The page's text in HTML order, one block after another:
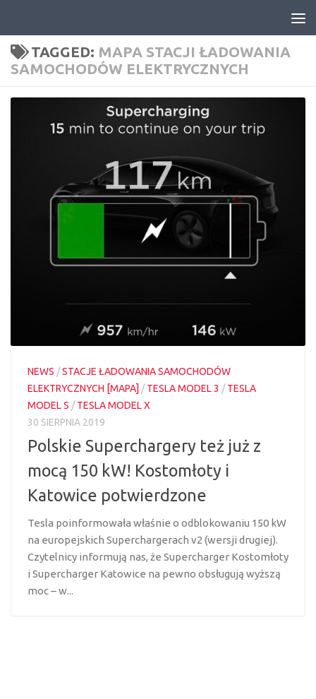
TAGGED: MAPA STACJI ŁADOWANIA
SAMOCHODÓW ELEKTRYCZNYCH
NEWS /STACJE ŁADOWANIA SAMOCHODÓW
ELEKTRYCZNYCH [MAPA] /TESLA MODEL 3 /TESLA
MODEL S /TESLA MODEL X
30 SIERPNIA 2019
Polskie Superchargery też już z
mocą 150 kW! Kostomłoty i
Katowice potwierdzone
Tesla poinformowała właśnie o odblokowaniu 150 kW
na europejskich Superchargerach v2 (wersji drugiej).
Czytelnicy informują nas, że Supercharger Kostomłoty
i Supercharger Katowice na pewno obsługują wyższą
moc – w...